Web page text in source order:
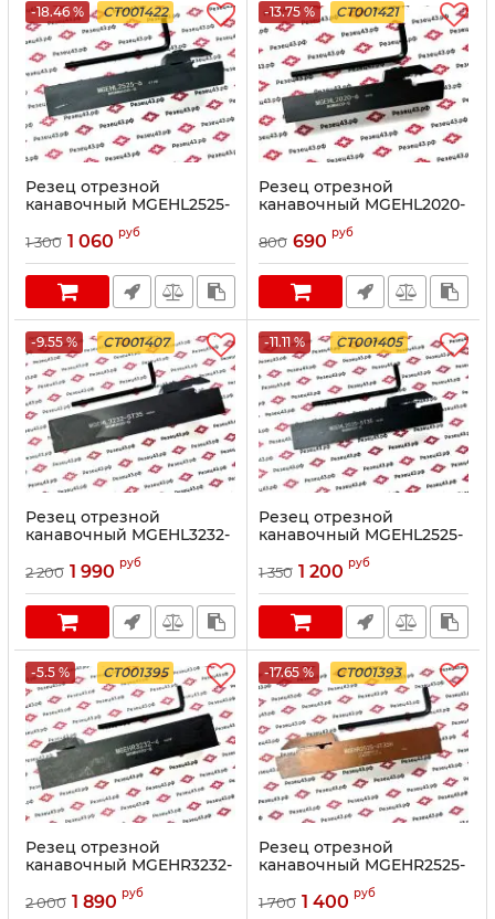
-18.46 % CT001422
Резец отрезной
канавочный MGEHL2525-
1 300 1 060 руб
-13.75 % CT001421
Резец отрезной
канавочный MGEHL2020-
800 690 руб
-9.55 % CT001407
Резец отрезной
канавочный MGEHL3232-
2 200 1 990 руб
-11.11 % CT001405
Резец отрезной
канавочный MGEHL2525-
1 350 1 200 руб
-5.5 % CT001395
Резец отрезной
канавочный MGEHR3232-
2 000 1 890 руб
-17.65 % CT001393
Резец отрезной
канавочный MGEHR2525-
1 700 1 400 руб